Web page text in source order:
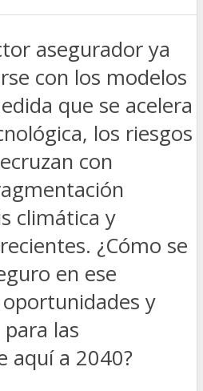
asegurador ya
con los modelos
que se acelera
los riesgos
con
climática y
¿Cómo se
en ese
y
las
aquí a 2040?